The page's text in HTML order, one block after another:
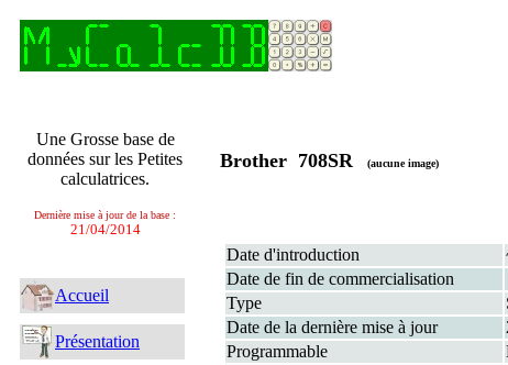
Une Grosse base de
données sur les Petites
calculatrices.
Dernière mise à jour de la base :
21/04/2014
Accueil
Présentation
Brother 708SR (aucune image)
Date d'introduction
Date de fin de commercialisation
Type
Date de la dernière mise à jour
Programmable